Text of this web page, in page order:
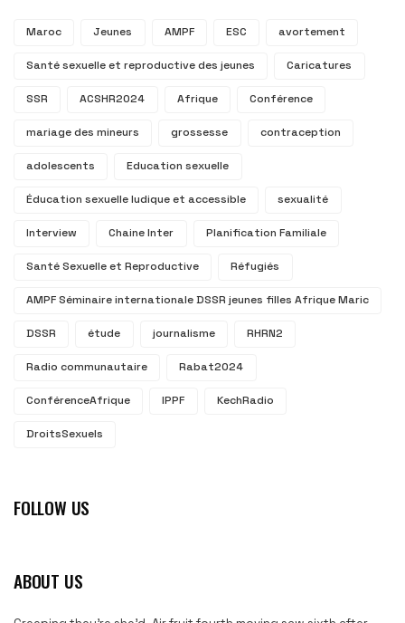
Maroc Jeunes AMPF ESC avortement
Santé sexuelle et reproductive des jeunes Caricatures
SSR ACSHR2024 Afrique Conférence
mariage des mineurs grossesse contraception
adolescents Education sexuelle
Éducation sexuelle ludique et accessible sexualité
Interview Chaine Inter Planification Familiale
Santé Sexuelle et Reproductive Réfugiés
AMPF Séminaire internationale DSSR jeunes filles Afrique Maric
DSSR étude journalisme RHRN2
Radio communautaire Rabat2024
ConférenceAfrique IPPF KechRadio
DroitsSexuels
FOLLOW US
ABOUT US